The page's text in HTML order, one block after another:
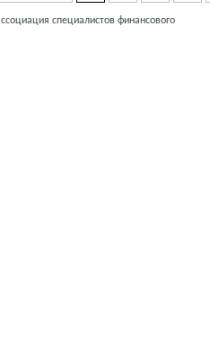
специалистов финансового